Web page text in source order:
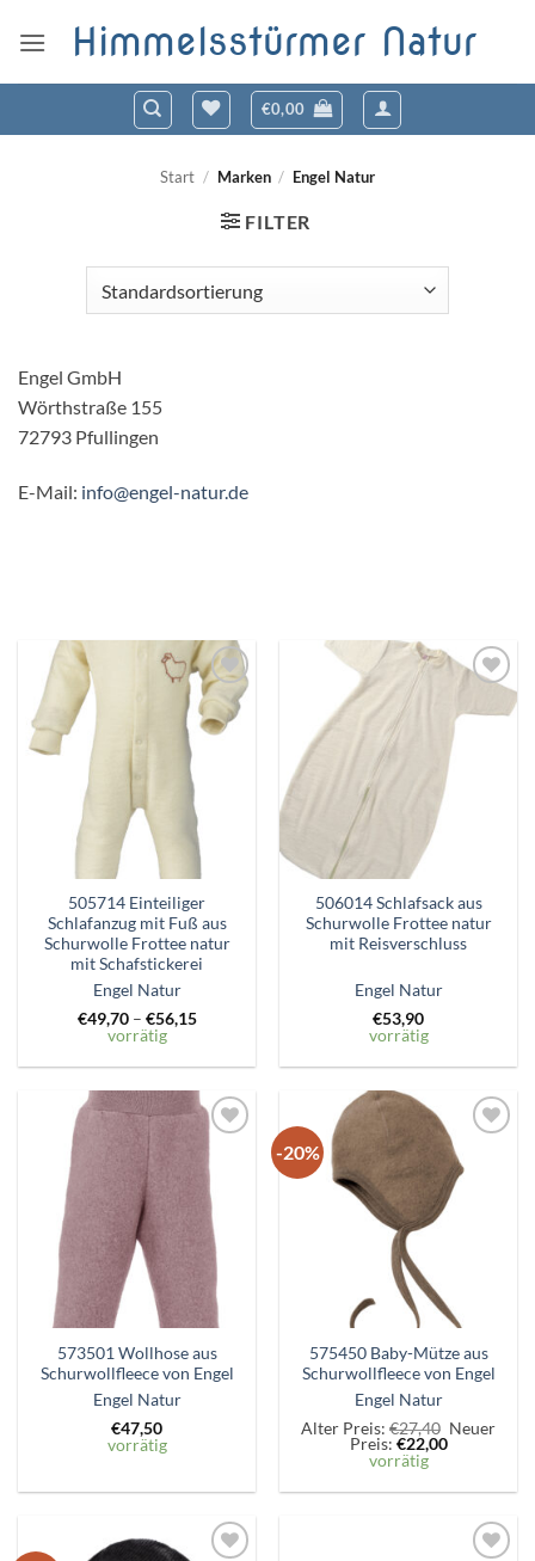
Inhalt
Himmelsstürmer Natur
€0,00
Start / Marken / Engel Natur
FILTER
Engel GmbH
Wörthstraße 155
72793 Pfullingen
E-Mail: info@engel-natur.de
Zum
Wunschzettel
hinzufügen
505714 Einteiliger
Schlafanzug mit Fuß aus
Schurwolle Frottee natur
mit Schafstickerei
Engel Natur
€49,70– €56,15
vorrätig
Wunschzettel
hinzufügen
506014 Schlafsack aus
Schurwolle Frottee natur
mit Reisverschluss
Engel Natur
€53,90
vorrätig
573501 Wollhose aus
Schurwollfleece von Engel
Engel Natur
€47,50
vorrätig
-20%
Zum
Wunschzettel
hinzufügen
575450 Baby-Mütze aus
Schurwollfleece von Engel
Engel Natur
Alter Preis: €27,40 Neuer
Preis: €22,00Aktueller
€22,00.
vorrätig